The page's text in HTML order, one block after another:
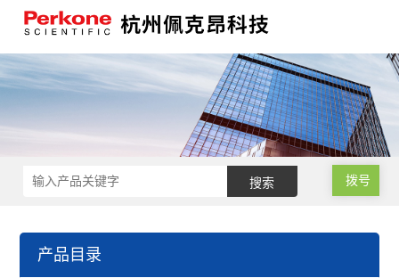
拨号
产品目录